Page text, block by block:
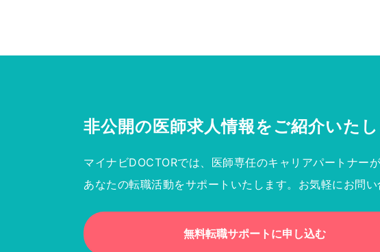
非公開の医師求人情報をご紹介いたし
マイナビDOCTORでは、医師専任のキャリアパートナーが
あなたの転職活動をサポートいたします。お気軽にお問い
無料転職サポートに申し込む